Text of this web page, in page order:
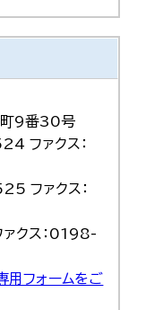
9番30号
ファクス：
ファクス：
クス：0198-
用フォームをご